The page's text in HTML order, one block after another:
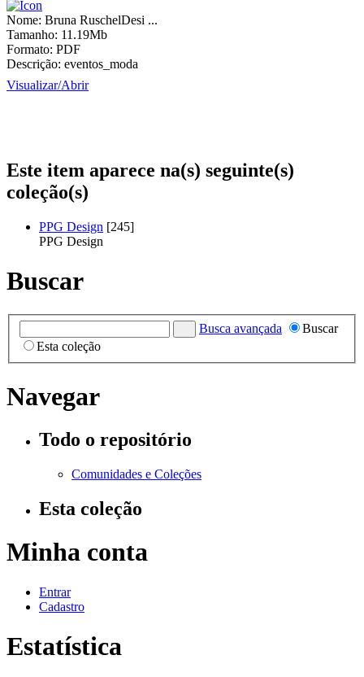
Nome: Bruna RuschelDesi ...
Tamanho: 11.19Mb
Formato: PDF
Descrição: eventos_moda
Visualizar/Abrir
Este item aparece na(s) seguinte(s)
coleção(s)
PPG Design [245]
PPG Design
Buscar
Busca avançada
Buscar
Esta coleção
Navegar
Todo o repositório
Comunidades e Coleções
Esta coleção
Minha conta
Entrar
Cadastro
Estatística